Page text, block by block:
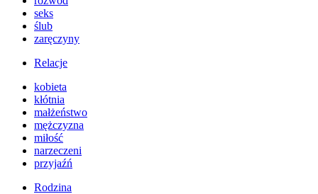
seks
ślub
zaręczyny
Relacje
kobieta
kłótnia
małżeństwo
mężczyzna
miłość
narzeczeni
przyjaźń
Rodzina